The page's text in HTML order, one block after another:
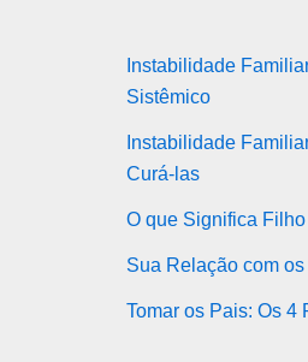
Instabilidade
Sistêmico
Instabilidade
Curá-las
O que Significa
Sua Relação com
Tomar os Pais: Os 4